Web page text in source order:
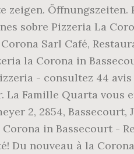
zeigen.
sobre Pizzeria La
Sarl Café, Restaurant
la Corona in
- consultez 44
Famille Quarta vous
2, 2854,
in Bassecourt -
Du nouveau à la